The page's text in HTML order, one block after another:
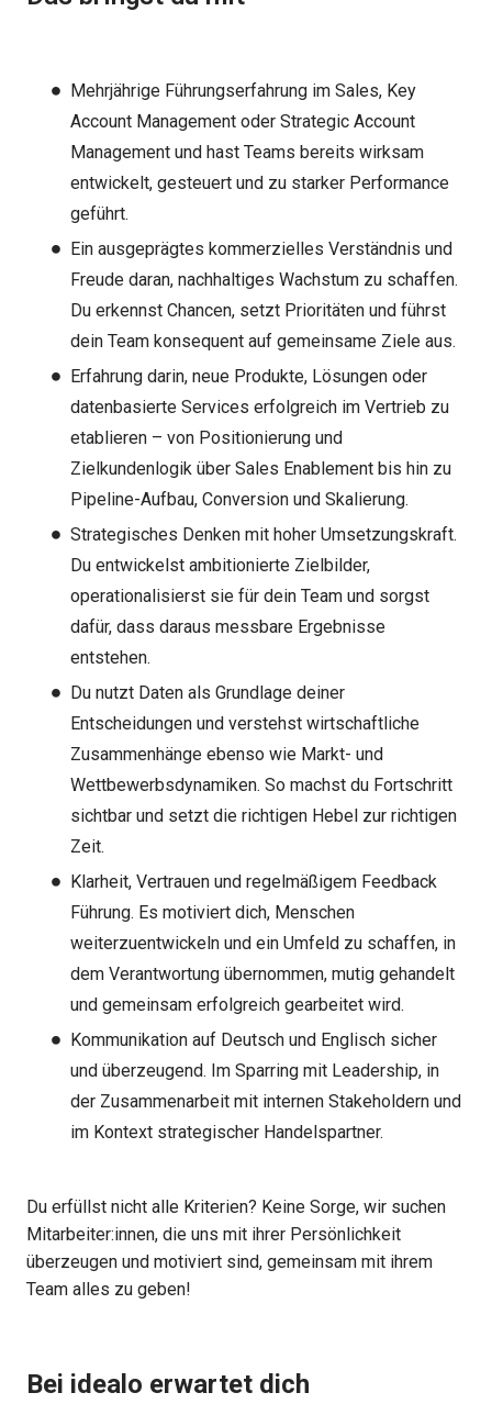
Mehrjährige Führungserfahrung im Sales, Key
Account Management oder Strategic Account
Management und hast Teams bereits wirksam
entwickelt, gesteuert und zu starker Performance
geführt.
Ein ausgeprägtes kommerzielles Verständnis und
Freude daran, nachhaltiges Wachstum zu schaffen.
Du erkennst Chancen, setzt Prioritäten und führst
dein Team konsequent auf gemeinsame Ziele aus.
Erfahrung darin, neue Produkte, Lösungen oder
datenbasierte Services erfolgreich im Vertrieb zu
etablieren – von Positionierung und
Zielkundenlogik über Sales Enablement bis hin zu
Pipeline-Aufbau, Conversion und Skalierung.
Strategisches Denken mit hoher Umsetzungskraft.
Du entwickelst ambitionierte Zielbilder,
operationalisierst sie für dein Team und sorgst
dafür, dass daraus messbare Ergebnisse
entstehen.
Du nutzt Daten als Grundlage deiner
Entscheidungen und verstehst wirtschaftliche
Zusammenhänge ebenso wie Markt- und
Wettbewerbsdynamiken. So machst du Fortschritt
sichtbar und setzt die richtigen Hebel zur richtigen
Zeit.
Klarheit, Vertrauen und regelmäßigem Feedback
Führung. Es motiviert dich, Menschen
weiterzuentwickeln und ein Umfeld zu schaffen, in
dem Verantwortung übernommen, mutig gehandelt
und gemeinsam erfolgreich gearbeitet wird.
Kommunikation auf Deutsch und Englisch sicher
und überzeugend. Im Sparring mit Leadership, in
der Zusammenarbeit mit internen Stakeholdern und
im Kontext strategischer Handelspartner.
Du erfüllst nicht alle Kriterien? Keine Sorge, wir suchen
Mitarbeiter:innen, die uns mit ihrer Persönlichkeit
überzeugen und motiviert sind, gemeinsam mit ihrem
Team alles zu geben!
Bei idealo erwartet dich